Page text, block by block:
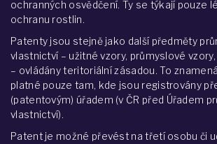
ochranných osvědčení. Ty se týkají pouze
ochranu rostlin.
Patenty jsou stejně jako další předměty
vlastnictví – užitné vzory, průmyslové
– ovládány teritoriální zásadou. To
platné pouze tam, kde jsou registrovány
(patentovým) úřadem (v ČR před Úřadem
vlastnictví).
Patent je možné převést na třetí osobu či